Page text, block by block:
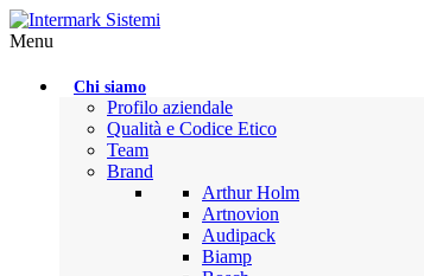
Menu
Chi siamo
Profilo aziendale
Qualità e Codice Etico
Team
Brand
Arthur Holm
Artnovion
Audipack
Biamp